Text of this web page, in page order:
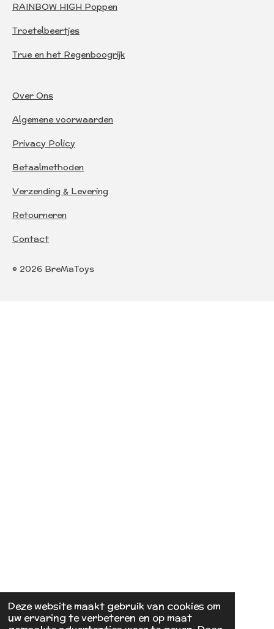
Deze website maakt gebruik van cookies om
uw ervaring te verbeteren en op maat
RAINBOW HIGH Poppen
Troetelbeertjes
True en het Regenboogrijk
Over Ons
Algemene voorwaarden
Privacy Policy
Betaalmethoden
Verzending & Levering
Retourneren
Contact
© 2026 BreMaToys